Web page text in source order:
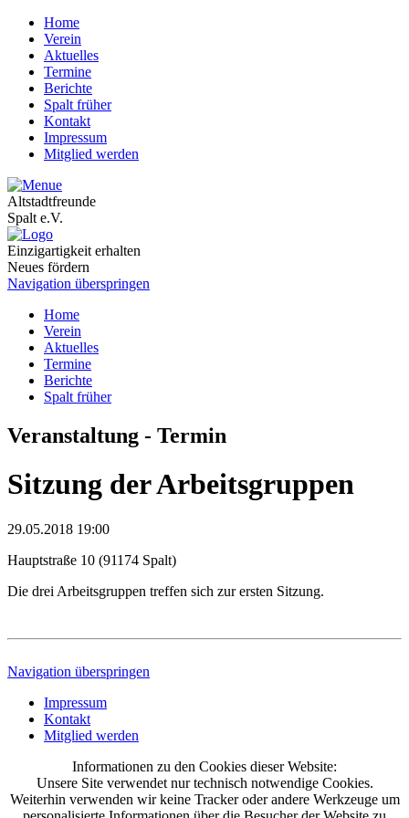
Home
Verein
Aktuelles
Termine
Berichte
Spalt früher
Kontakt
Impressum
Mitglied werden
Altstadtfreunde
Spalt e.V.
Einzigartigkeit erhalten
Neues fördern
Navigation überspringen
Home
Verein
Aktuelles
Termine
Berichte
Spalt früher
Veranstaltung - Termin
Sitzung der Arbeitsgruppen
29.05.2018 19:00
Hauptstraße 10 (91174 Spalt)
Die drei Arbeitsgruppen treffen sich zur ersten Sitzung.
Navigation überspringen
Impressum
Kontakt
Mitglied werden
Informationen zu den Cookies dieser Website:
Unsere Site verwendet nur technisch notwendige Cookies.
Weiterhin verwenden wir keine Tracker oder andere Werkzeuge um